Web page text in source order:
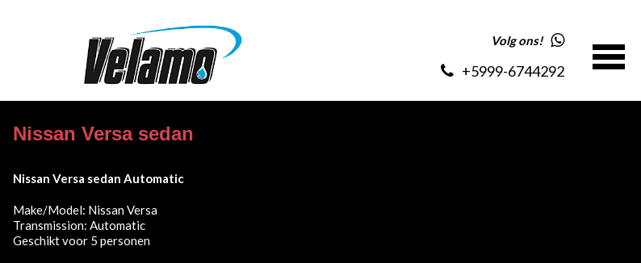
Volg ons!
+5999-6744292
Nissan Versa sedan
Nissan Versa sedan Automatic
Make/Model: Nissan Versa
Transmission: Automatic
Geschikt voor 5 personen